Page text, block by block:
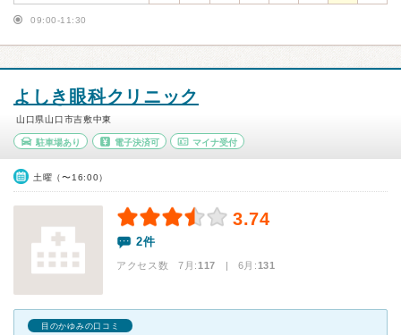
09:00-11:30
よしき眼科クリニック
山口県山口市吉敷中東
駐車場あり 電子決済可 マイナ受付
土曜（〜16:00）
3.74
2件
アクセス数 7月:117 | 6月:131
目のかゆみの口コミ